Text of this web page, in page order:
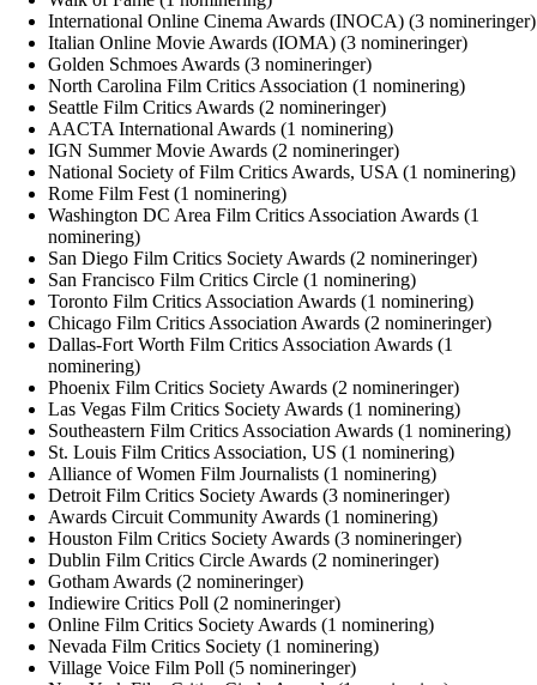
International Online Cinema Awards (INOCA) (3 nomineringer)
Italian Online Movie Awards (IOMA) (3 nomineringer)
Golden Schmoes Awards (3 nomineringer)
North Carolina Film Critics Association (1 nominering)
Seattle Film Critics Awards (2 nomineringer)
AACTA International Awards (1 nominering)
IGN Summer Movie Awards (2 nomineringer)
National Society of Film Critics Awards, USA (1 nominering)
Rome Film Fest (1 nominering)
Washington DC Area Film Critics Association Awards (1
nominering)
San Diego Film Critics Society Awards (2 nomineringer)
San Francisco Film Critics Circle (1 nominering)
Toronto Film Critics Association Awards (1 nominering)
Chicago Film Critics Association Awards (2 nomineringer)
Dallas-Fort Worth Film Critics Association Awards (1
nominering)
Phoenix Film Critics Society Awards (2 nomineringer)
Las Vegas Film Critics Society Awards (1 nominering)
Southeastern Film Critics Association Awards (1 nominering)
St. Louis Film Critics Association, US (1 nominering)
Alliance of Women Film Journalists (1 nominering)
Detroit Film Critics Society Awards (3 nomineringer)
Awards Circuit Community Awards (1 nominering)
Houston Film Critics Society Awards (3 nomineringer)
Dublin Film Critics Circle Awards (2 nomineringer)
Gotham Awards (2 nomineringer)
Indiewire Critics Poll (2 nomineringer)
Online Film Critics Society Awards (1 nominering)
Nevada Film Critics Society (1 nominering)
Village Voice Film Poll (5 nomineringer)